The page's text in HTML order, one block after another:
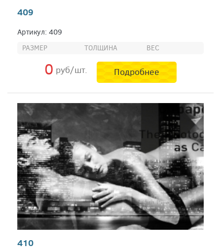
409
Артикул: 409
РАЗМЕР ТОЛЩИНА ВЕС
0 руб/шт. Подробнее
410